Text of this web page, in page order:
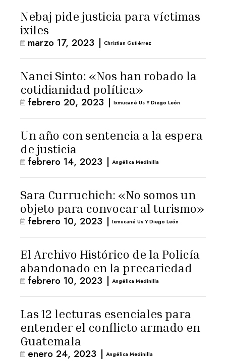
Nebaj pide justicia para víctimas
ixiles
marzo 17, 2023 | Christian Gutiérrez
Nanci Sinto: «Nos han robado la
cotidianidad política»
febrero 20, 2023 | Ixmucané Us Y Diego León
Un año con sentencia a la espera
de justicia
febrero 14, 2023 | Angélica Medinilla
Sara Curruchich: «No somos un
objeto para convocar al turismo»
febrero 10, 2023 | Ixmucané Us Y Diego León
El Archivo Histórico de la Policía
abandonado en la precariedad
febrero 10, 2023 | Angélica Medinilla
Las 12 lecturas esenciales para
entender el conflicto armado en
Guatemala
enero 24, 2023 | Angélica Medinilla